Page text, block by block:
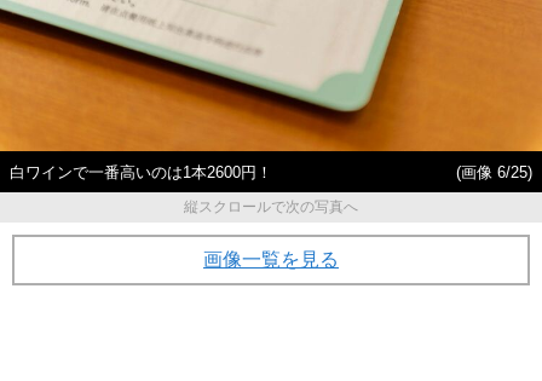
白ワインで一番高いのは1本2600円！
(画像 6/25)
縦スクロールで次の写真へ
画像一覧を見る